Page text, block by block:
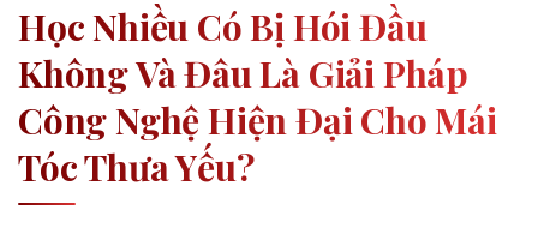
Học Nhiều Có Bị Hói Đầu
Không Và Đâu Là Giải Pháp
Công Nghệ Hiện Đại Cho Mái
Tóc Thưa Yếu?